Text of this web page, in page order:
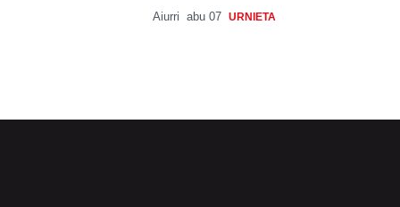
Aiurri abu 07 URNIETA